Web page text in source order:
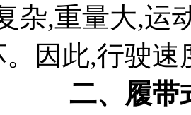
杂,重量大,运
。因此,行驶速
二、履带